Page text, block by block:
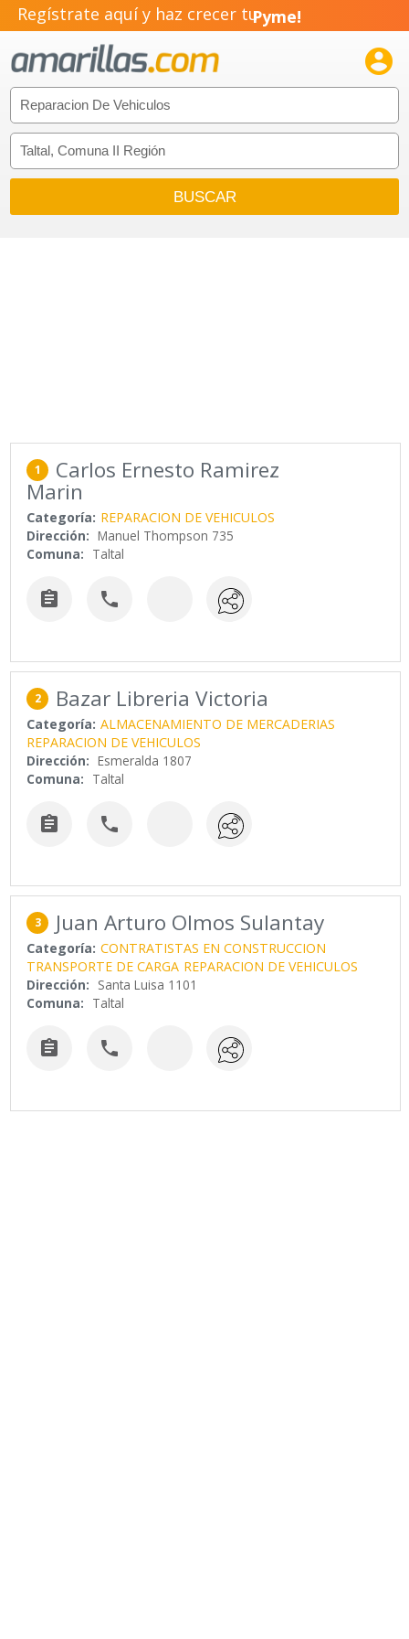
Regístrate aquí y haz crecer tuPyme!
Emprendimiento!

1 Carlos Ernesto Ramirez
Marin
Categoría: REPARACION DE VEHICULOS
Dirección: Manuel Thompson 735
Comuna: Taltal
 
2 Bazar Libreria Victoria
Categoría: ALMACENAMIENTO DE MERCADERIAS
REPARACION DE VEHICULOS
Dirección: Esmeralda 1807
Comuna: Taltal
 
3 Juan Arturo Olmos Sulantay
Categoría: CONTRATISTAS EN CONSTRUCCION
TRANSPORTE DE CARGA REPARACION DE VEHICULOS
Dirección: Santa Luisa 1101
Comuna: Taltal
 